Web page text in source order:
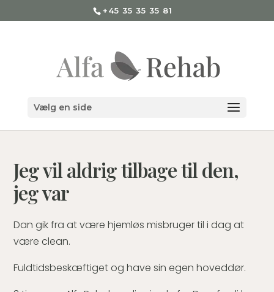
+45 35 35 35 81
Vælg en side
Jeg vil aldrig tilbage til den,
jeg var
Dan gik fra at være hjemløs misbruger til i dag at
være clean.
Fuldtidsbeskæftiget og have sin egen hoveddør.